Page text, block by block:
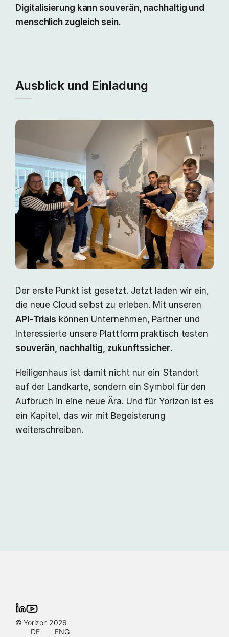
Digitalisierung kann souverän, nachhaltig und
menschlich zugleich sein.
Ausblick und Einladung
Der erste Punkt ist gesetzt. Jetzt laden wir ein,
die neue Cloud selbst zu erleben. Mit unseren
API‑Trials können Unternehmen, Partner und
Interessierte unsere Plattform praktisch testen
souverän, nachhaltig, zukunftssicher.
Heiligenhaus ist damit nicht nur ein Standort
auf der Landkarte, sondern ein Symbol für den
Aufbruch in eine neue Ära. Und für Yorizon ist es
ein Kapitel, das wir mit Begeisterung
weiterschreiben.
© Yorizon 2026
DE
ENG